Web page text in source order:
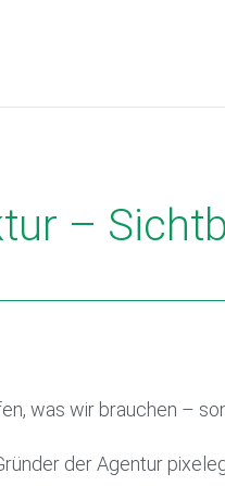
–
was wir brauchen –
der Agentur